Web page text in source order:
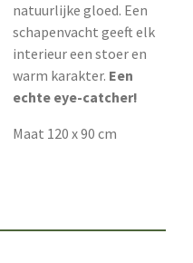
natuurlijke gloed. Een
schapenvacht geeft elk
interieur een stoer en
warm karakter. Een
echte eye-catcher!
Maat 120 x 90 cm